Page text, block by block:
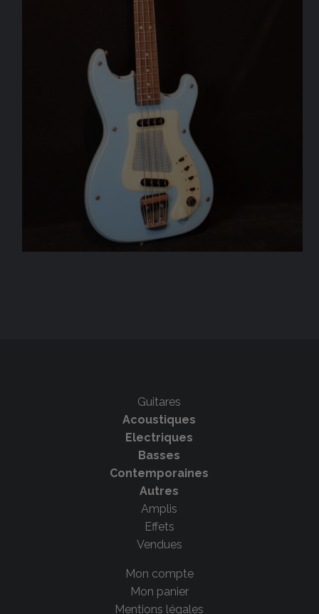
Guitares
Acoustiques
Electriques
Basses
Contemporaines
Autres
Amplis
Effets
Vendues
Mon compte
Mon panier
Mentions légales